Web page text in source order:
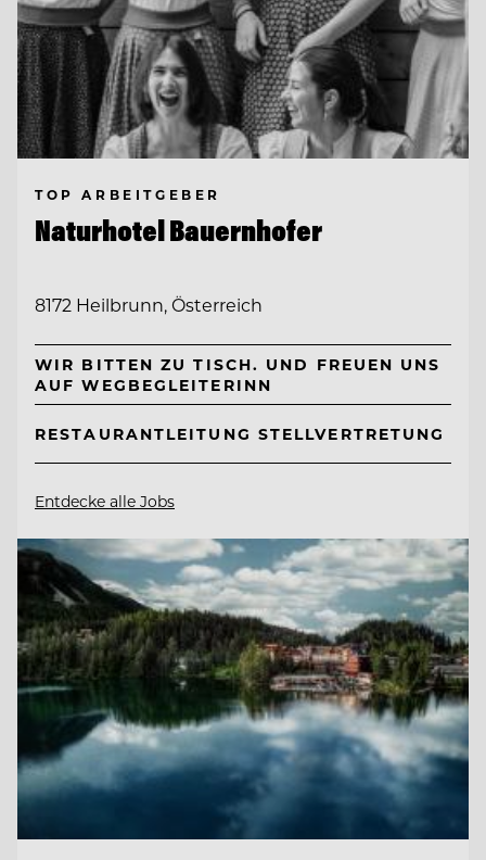
TOP ARBEITGEBER
Naturhotel Bauernhofer
8172 Heilbrunn, Österreich
WIR BITTEN ZU TISCH. UND FREUEN UNS
AUF WEGBEGLEITERINN
RESTAURANTLEITUNG STELLVERTRETUNG
Entdecke alle Jobs